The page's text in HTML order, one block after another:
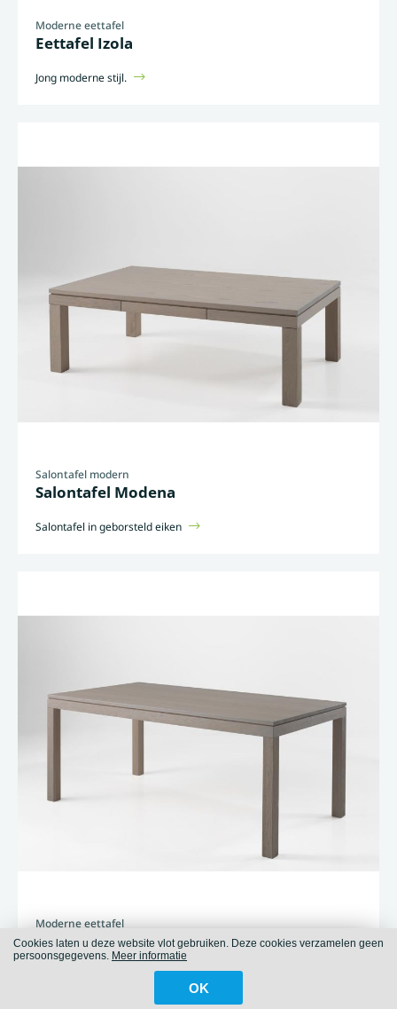
Moderne eettafel
Eettafel Izola
Jong moderne stijl.
Salontafel modern
Salontafel Modena
Salontafel in geborsteld eiken
Moderne eettafel
Eettafel Modena
Cookies laten u deze website vlot gebruiken. Deze cookies verzamelen geen
persoonsgegevens. Meer informatie
OK